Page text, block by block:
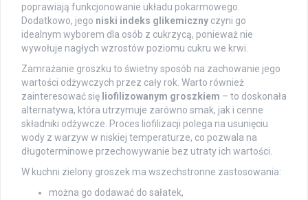
poprawiają funkcjonowanie układu pokarmowego.
Dodatkowo, jego niski indeks glikemiczny czyni go
idealnym wyborem dla osób z cukrzycą, ponieważ nie
wywołuje nagłych wzrostów poziomu cukru we krwi.
Zamrażanie groszku to świetny sposób na zachowanie jego
wartości odżywczych przez cały rok. Warto również
zainteresować się liofilizowanym groszkiem – to doskonała
alternatywa, która utrzymuje zarówno smak, jak i cenne
składniki odżywcze. Proces liofilizacji polega na usunięciu
wody z warzyw w niskiej temperaturze, co pozwala na
długoterminowe przechowywanie bez utraty ich wartości.
W kuchni zielony groszek ma wszechstronne zastosowania:
można go dodawać do sałatek,